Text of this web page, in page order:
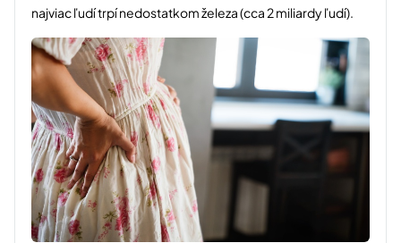
najviac ľudí trpí nedostatkom železa (cca 2 miliardy ľudí).